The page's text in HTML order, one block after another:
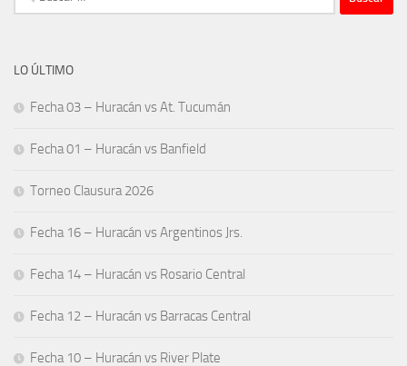
LO ÚLTIMO
Fecha 03 – Huracán vs At. Tucumán
Fecha 01 – Huracán vs Banfield
Torneo Clausura 2026
Fecha 16 – Huracán vs Argentinos Jrs.
Fecha 14 – Huracán vs Rosario Central
Fecha 12 – Huracán vs Barracas Central
Fecha 10 – Huracán vs River Plate